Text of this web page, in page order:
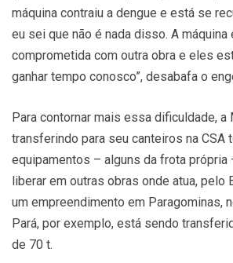
máquina contraiu a dengue e está se
eu sei que não é nada disso. A máquina
comprometida com outra obra e eles
ganhar tempo conosco”, desabafa o
Para contornar mais essa dificuldade, a
transferindo para seu canteiros na CSA
equipamentos – alguns da frota própria
liberar em outras obras onde atua, pelo
um empreendimento em Paragominas,
Pará, por exemplo, está sendo
de 70 t.